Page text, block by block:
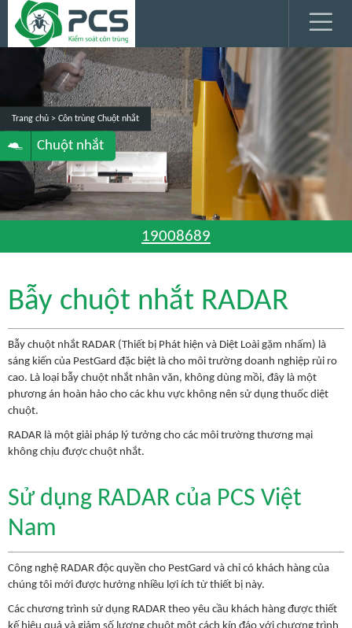
Trang chủ > Côn trùng Chuột nhắt
Chuột nhắt
19008689
Bẫy chuột nhắt RADAR
Bẫy chuột nhắt RADAR (Thiết bị Phát hiện và Diệt Loài gặm nhấm) là
sáng kiến của PestGard đặc biệt là cho môi trường doanh nghiệp rủi ro
cao. Là loại bẫy chuột nhắt nhân văn, không dùng mồi, đây là một
phương án hoàn hảo cho các khu vực không nên sử dụng thuốc diệt
chuột.
RADAR là một giải pháp lý tưởng cho các môi trường thương mại
không chịu được chuột nhắt.
Sử dụng RADAR của PCS Việt
Nam
Công nghệ RADAR độc quyền cho PestGard và chỉ có khách hàng của
chúng tôi mới được hưởng nhiều lợi ích từ thiết bị này.
Các chương trình sử dụng RADAR theo yêu cầu khách hàng được thiết